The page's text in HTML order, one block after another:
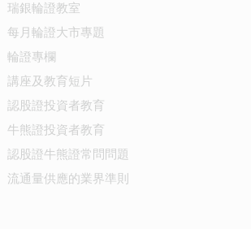
瑞銀輪證教室
每月輪證大市專題
輪證專欄
講座及教育短片
認股證投資者教育
牛熊證投資者教育
認股證牛熊證常問問題
流通量供應的業界準則